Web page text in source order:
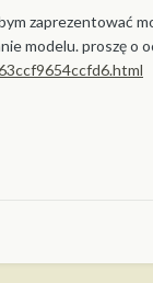
zaprezentować
modelu. proszę